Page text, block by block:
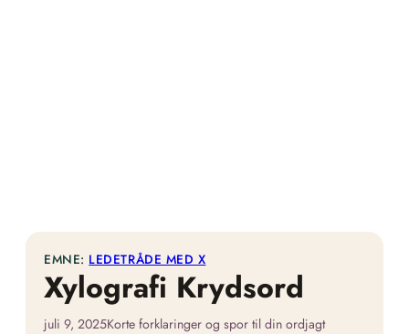
EMNE: LEDETRÅDE MED X
Xylografi Krydsord
juli 9, 2025Korte forklaringer og spor til din ordjagt